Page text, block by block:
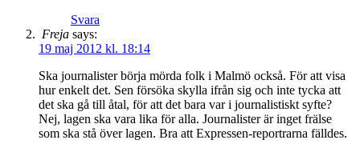
Svara
Freja says:
19 maj 2012 kl. 18:14
Ska journalister börja mörda folk i Malmö också. För att visa
hur enkelt det. Sen försöka skylla ifrån sig och inte tycka att
det ska gå till åtal, för att det bara var i journalistiskt syfte?
Nej, lagen ska vara lika för alla. Journalister är inget frälse
som ska stå över lagen. Bra att Expressen-reportrarna fälldes.